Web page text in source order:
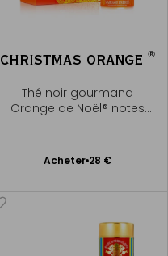
CHRISTMAS ORANGE ®
Thé noir gourmand
Orange de Noël® notes
Acheter 28 €
Ajouter